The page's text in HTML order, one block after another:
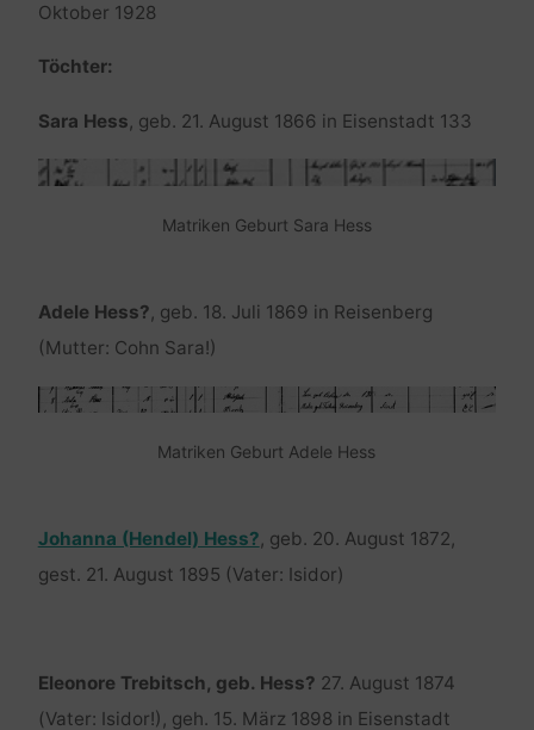
Oktober 1928
Töchter:
Sara Hess, geb. 21. August 1866 in Eisenstadt 133
Matriken Geburt Sara Hess
Adele Hess?, geb. 18. Juli 1869 in Reisenberg
(Mutter: Cohn Sara!)
Matriken Geburt Adele Hess
Johanna (Hendel) Hess?, geb. 20. August 1872,
gest. 21. August 1895 (Vater: Isidor)
Eleonore Trebitsch, geb. Hess? 27. August 1874
(Vater: Isidor!), geh. 15. März 1898 in Eisenstadt